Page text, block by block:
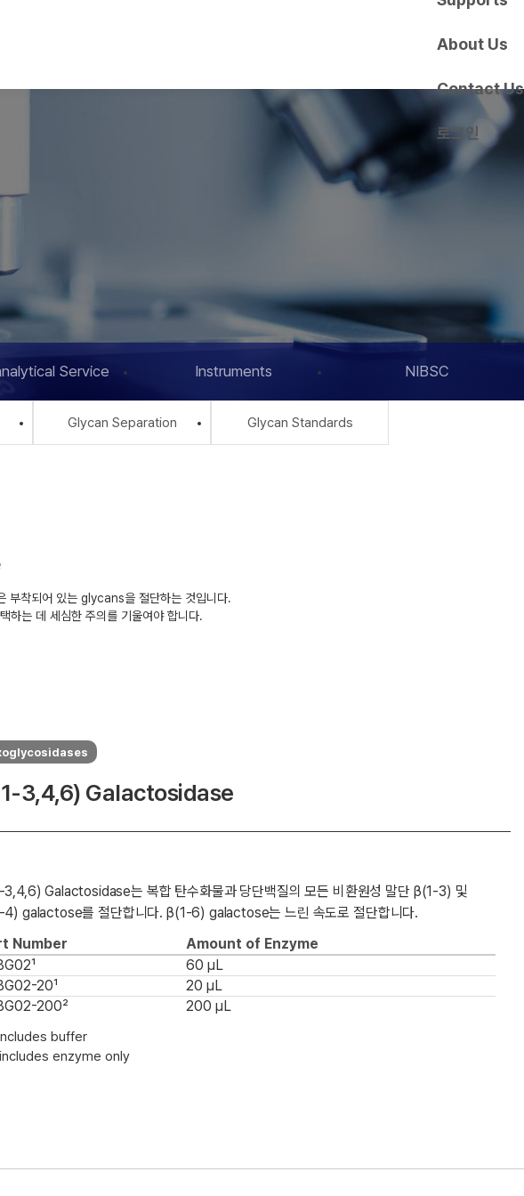
About Us
Contact Us
로그인
Service Instruments NIBSC
Glycan Separation Glycan Standards
부착되어 있는 glycans을 절단하는 것입니다.
하는 데 세심한 주의를 기울여야 합니다.
3,4,6) Galactosidase
Galactosidase는 복합 탄수화물과 당단백질의 모든 비환원성 말단 β(1-3) 및
galactose를 절단합니다. β(1-6) galactose는 느린 속도로 절단합니다.
Number
Amount of Enzyme
60 µL
20¹
20 µL
200²
200 µL
buffer
enzyme only